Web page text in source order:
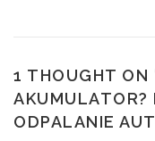
1 THOUGHT ON
AKUMULATOR?
ODPALANIE